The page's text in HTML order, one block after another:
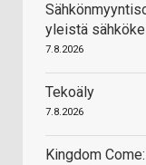
yleistä
7.8.2026
Tekoäly
7.8.2026
Kingdom